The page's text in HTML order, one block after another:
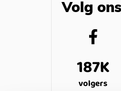
Volg
187K
volgers